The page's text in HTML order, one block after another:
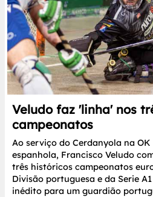
Veludo faz 'linha' nos
campeonatos
Ao serviço do Cerdanyola na
espanhola, Francisco Veludo
três históricos campeonatos
Divisão portuguesa e da Serie
inédito para um guardião